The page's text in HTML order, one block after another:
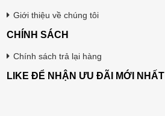
Giới thiệu về chúng tôi
CHÍNH SÁCH
Chính sách trả lại hàng
LIKE ĐỂ NHẬN ƯU ĐÃI MỚI NHẤT